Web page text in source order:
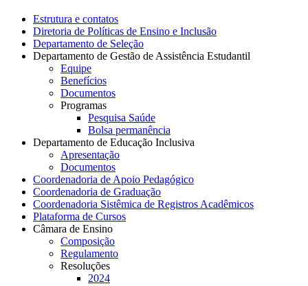
Estrutura e contatos
Diretoria de Políticas de Ensino e Inclusão
Departamento de Seleção
Departamento de Gestão de Assistência Estudantil
Equipe
Benefícios
Documentos
Programas
Pesquisa Saúde
Bolsa permanência
Departamento de Educação Inclusiva
Apresentação
Documentos
Coordenadoria de Apoio Pedagógico
Coordenadoria de Graduação
Coordenadoria Sistêmica de Registros Acadêmicos
Plataforma de Cursos
Câmara de Ensino
Composição
Regulamento
Resoluções
2024